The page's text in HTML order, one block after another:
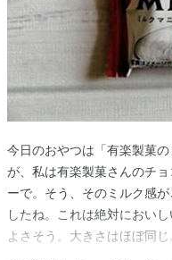
今日のおやつは「有楽製菓
が、私は有楽製菓さんのチ
ーで。そう、そのミルク感
したね。これは絶対におい
よさそう。大きさはほぼ同